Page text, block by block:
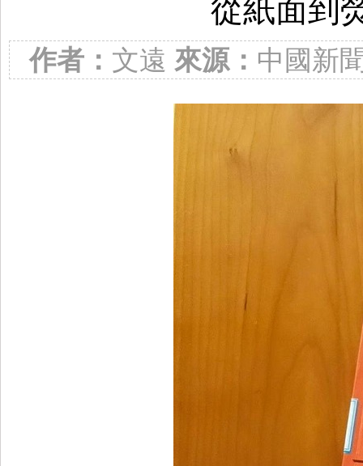
從紙面到
作者： 文遠 來源： 中國